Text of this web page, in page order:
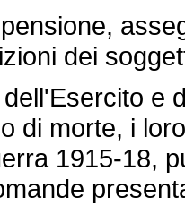
dei
e
di morte, i
1915-18,